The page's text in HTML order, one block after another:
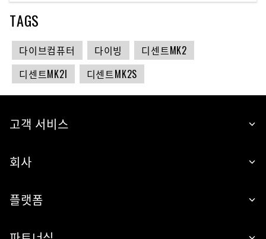
TAGS
다이브컴퓨터 다이빙
디센트MK2
디센트MK2I
디센트MK2S
고객 서비스
회사
플랫폼